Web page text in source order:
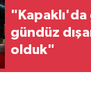
"Kapaklı'da
gündüz
olduk"